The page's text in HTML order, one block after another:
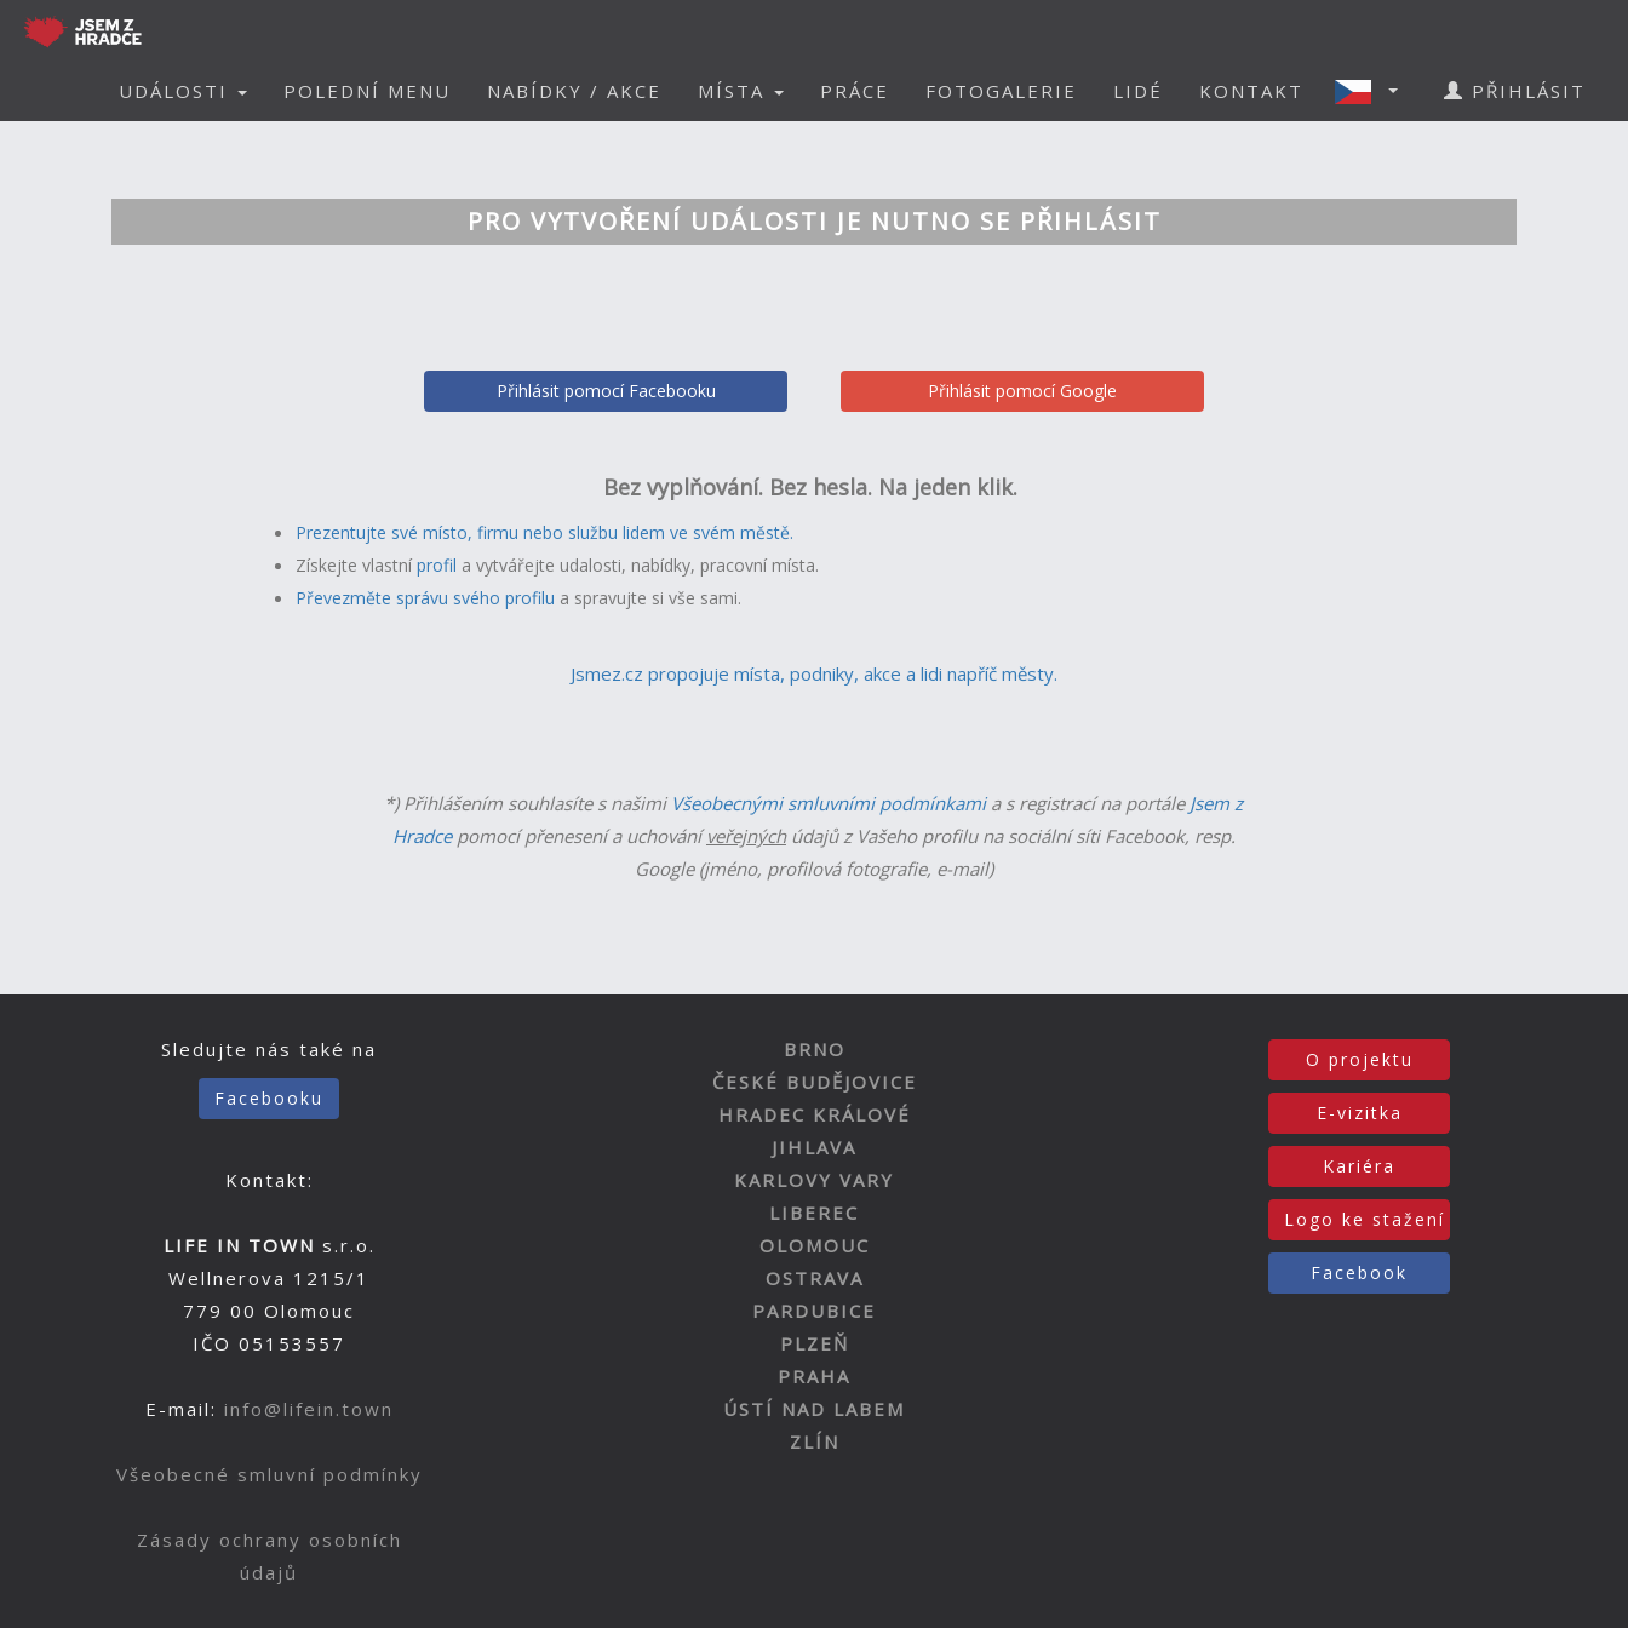
UDÁLOSTI POLEDNÍ MENU NABÍDKY / AKCE MÍSTA PRÁCE FOTOGALERIE LIDÉ KONTAKT PŘIHLÁSIT
PRO VYTVOŘENÍ UDÁLOSTI JE NUTNO SE PŘIHLÁSIT
Přihlásit pomocí Facebooku Přihlásit pomocí Google
Bez vyplňování. Bez hesla. Na jeden klik.
Prezentujte své místo, firmu nebo službu lidem ve svém městě.
Získejte vlastní profil a vytvářejte udalosti, nabídky, pracovní místa.
Převezměte správu svého profilu a spravujte si vše sami.
Jsmez.cz propojuje místa, podniky, akce a lidi napříč městy.
*) Přihlášením souhlasíte s našimi Všeobecnými smluvními podmínkamia s registrací na portále Jsem z
Hradcepomocí přenesení a uchováníveřejnýchúdajů z Vašeho profilu na sociální síti Facebook, resp.
Google (jméno, profilová fotografie, e-mail)
Sledujte nás také na
Facebooku
Kontakt:
LIFE IN TOWN s.r.o.
Wellnerova 1215/1
779 00 Olomouc
IČO 05153557
E-mail: info@lifein.town
Všeobecné smluvní podmínky
Zásady ochrany osobních
údajů
BRNO
ČESKÉ BUDĚJOVICE
HRADEC KRÁLOVÉ
JIHLAVA
KARLOVY VARY
LIBEREC
OLOMOUC
OSTRAVA
PARDUBICE
PLZEŇ
PRAHA
ÚSTÍ NAD LABEM
ZLÍN
O projektu
E-vizitka
Kariéra
Logo ke stažení
Facebook